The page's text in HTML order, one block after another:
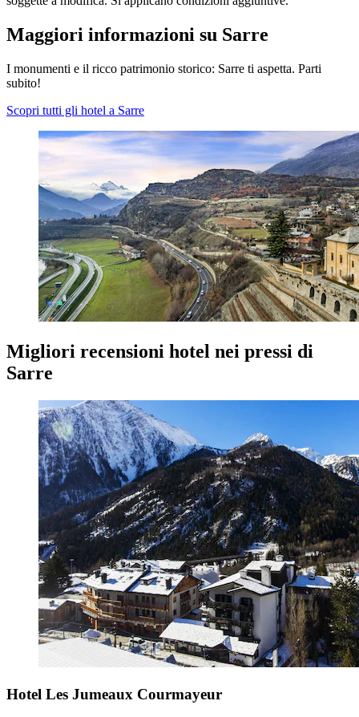
Maggiori informazioni su Sarre
I monumenti e il ricco patrimonio storico: Sarre ti aspetta. Parti
subito!
Scopri tutti gli hotel a Sarre
Migliori recensioni hotel nei pressi di
Sarre
Hotel Les Jumeaux Courmayeur